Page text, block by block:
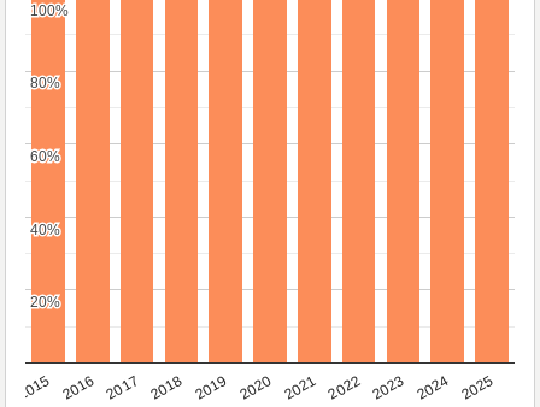
2015 2016 2017 2018 2019 2020 2021 2022 2023 2024 2025
20%
20%
40%
40%
60%
60%
80%
80%
100%
100%